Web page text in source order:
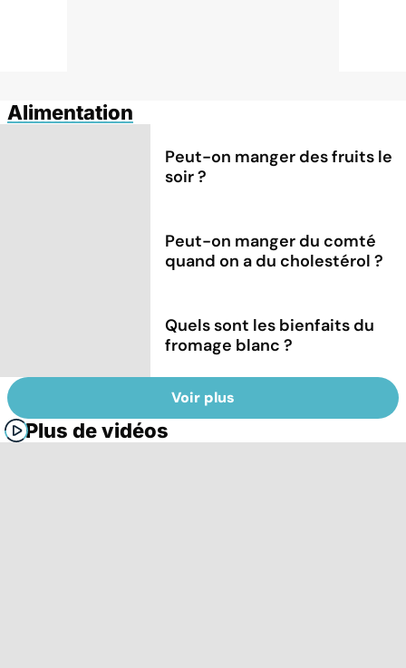
Alimentation
Peut-on manger des fruits le
soir ?
Peut-on manger du comté
quand on a du cholestérol ?
Quels sont les bienfaits du
fromage blanc ?
Voir plus
Plus de vidéos